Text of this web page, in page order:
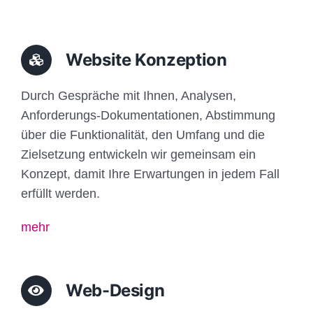
Website Konzeption
Durch Gespräche mit Ihnen, Analysen,
Anforderungs-Dokumentationen, Abstimmung
über die Funktionalität, den Umfang und die
Zielsetzung entwickeln wir gemeinsam ein
Konzept, damit Ihre Erwartungen in jedem Fall
erfüllt werden.
mehr
Web-Design